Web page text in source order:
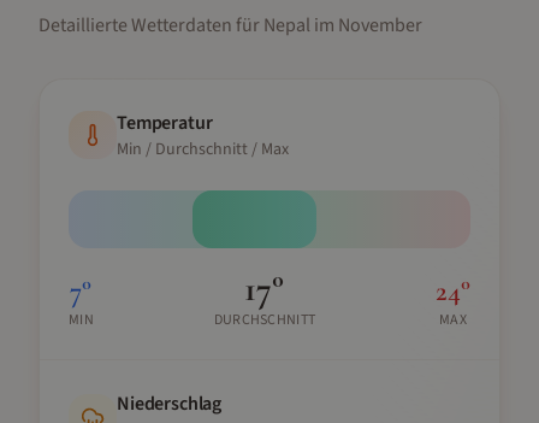
Detaillierte Wetterdaten fürNepalim November
Temperatur
Min / Durchschnitt / Max
7°
MIN
17°
DURCHSCHNITT
24°
MAX
Niederschlag